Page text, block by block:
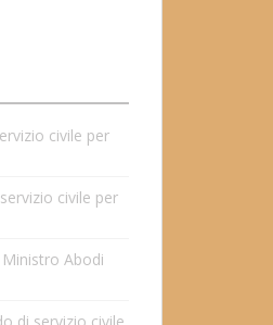
civile per
civile per
Ministro Abodi